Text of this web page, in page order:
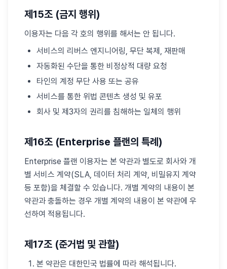
제15조 (금지 행위)
이용자는 다음 각 호의 행위를 해서는 안 됩니다.
서비스의 리버스 엔지니어링, 무단 복제, 재판매
자동화된 수단을 통한 비정상적 대량 요청
타인의 계정 무단 사용 또는 공유
서비스를 통한 위법 콘텐츠 생성 및 유포
회사 및 제3자의 권리를 침해하는 일체의 행위
제16조 (Enterprise 플랜의 특례)
Enterprise 플랜 이용자는 본 약관과 별도로 회사와 개
별 서비스 계약(SLA, 데이터 처리 계약, 비밀유지 계약
등 포함)을 체결할 수 있습니다. 개별 계약의 내용이 본
약관과 충돌하는 경우 개별 계약의 내용이 본 약관에 우
선하여 적용됩니다.
제17조 (준거법 및 관할)
본 약관은 대한민국 법률에 따라 해석됩니다.